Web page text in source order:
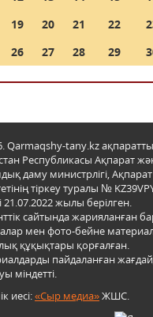
19 20 21 22
26 27 28 29
Qarmaqshy-tany.kz
Республикасы Ақпарат
даму министрлігі, Ақпарат
тіркеу туралы №
21.07.2022 жылы берілген.
сайтында жарияланған
мен фото-бейне
құқықтары қорғалған.
пайдаланған
міндетті.
иесі:«Сыр медиа»ЖШС.